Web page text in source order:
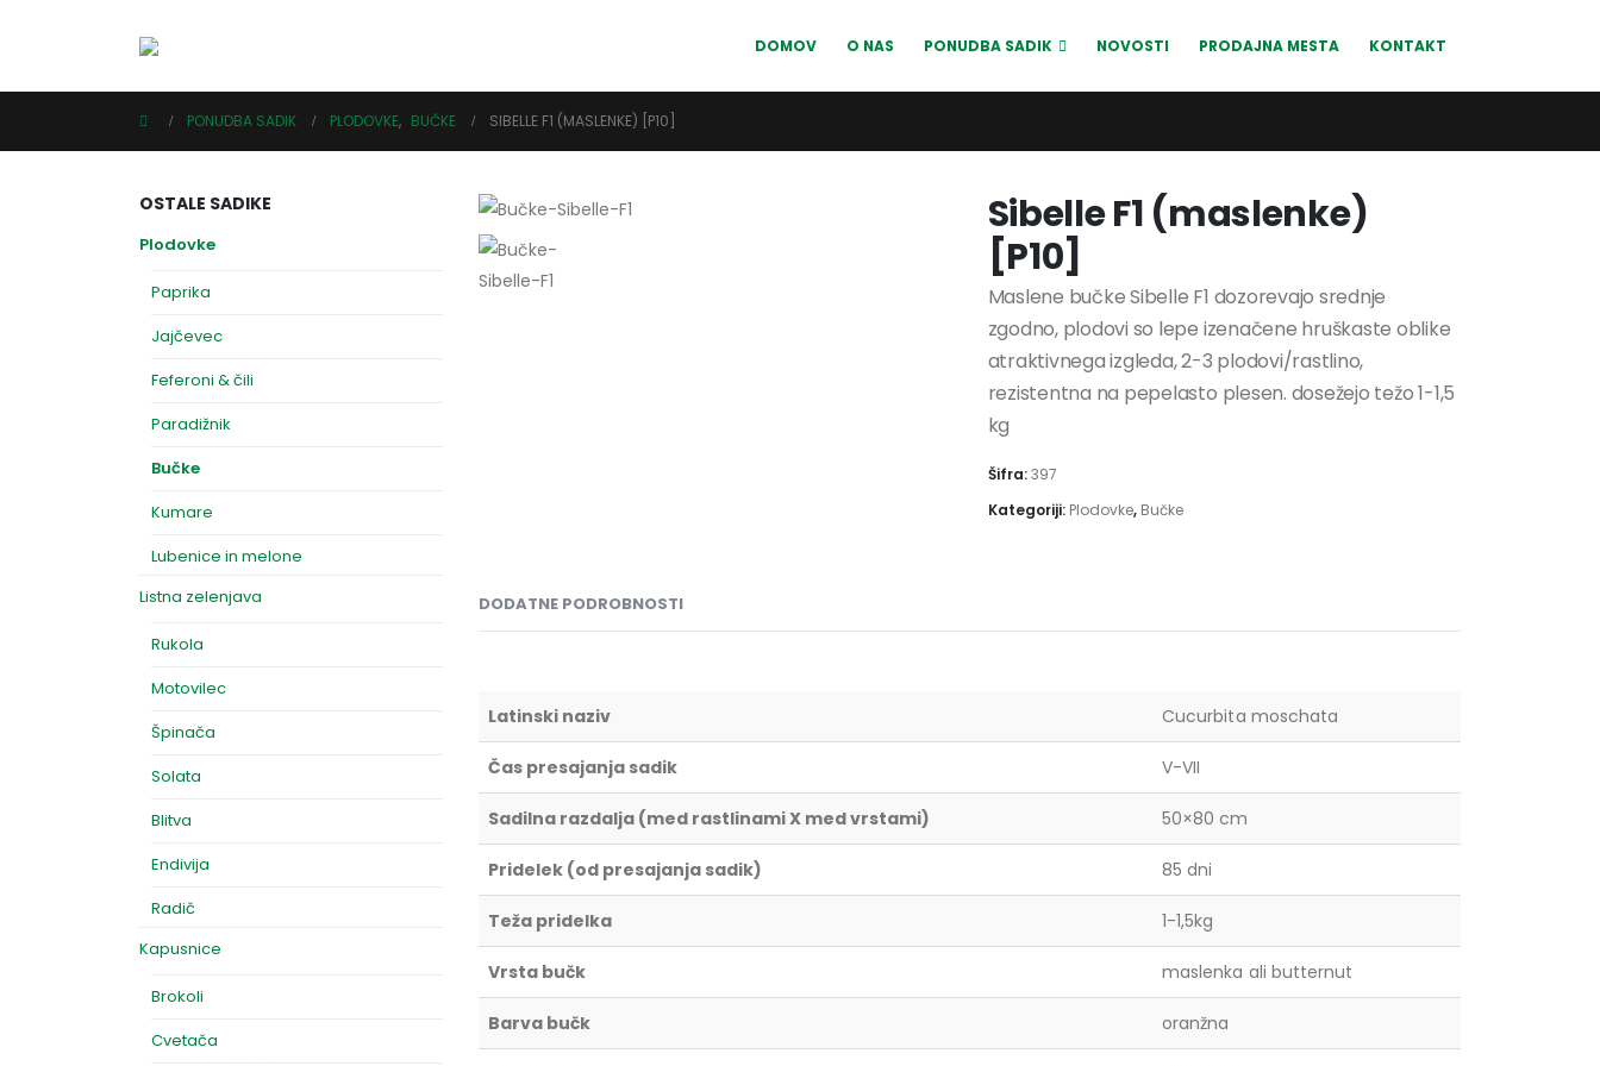
DOMOV O NAS PONUDBA SADIK NOVOSTI PRODAJNA MESTA KONTAKT
PONUDBA SADIK PLODOVKE, BUČKE SIBELLE F1 (MASLENKE) [P10]
Sibelle F1 (maslenke)
[P10]
Maslene bučke Sibelle F1 dozorevajo srednje
zgodno, plodovi so lepe izenačene hruškaste oblike
atraktivnega izgleda, 2-3 plodovi/rastlino,
rezistentna na pepelasto plesen. dosežejo težo 1-1,5
kg
Šifra:397
Kategoriji: Plodovke, Bučke
DODATNE PODROBNOSTI
Latinski naziv Cucurbita moschata
Čas presajanja sadik V-VII
Sadilna razdalja (med rastlinami X med vrstami) 50×80 cm
Pridelek (od presajanja sadik) 85 dni
Teža pridelka 1-1,5kg
Vrsta bučk maslenka ali butternut
Barva bučk oranžna
OSTALE SADIKE
Plodovke
Paprika
Jajčevec
Feferoni & čili
Paradižnik
Bučke
Kumare
Lubenice in melone
Listna zelenjava
Rukola
Motovilec
Špinača
Solata
Blitva
Endivija
Radič
Kapusnice
Brokoli
Cvetača